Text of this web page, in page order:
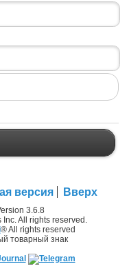
версия Вверх
3.6.8
All rights reserved.
® All rights reserved
товарный знак